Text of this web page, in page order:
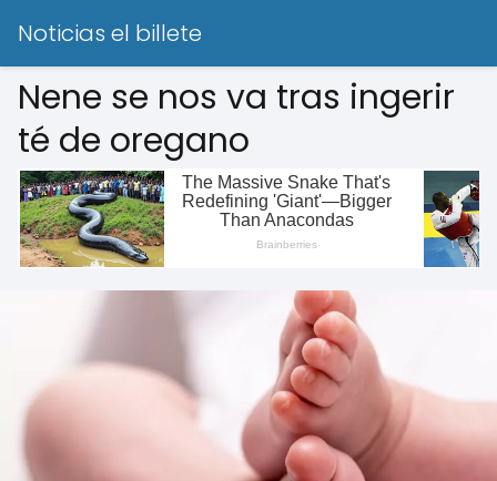
Noticias el billete
Nene se nos va tras ingerir
té de oregano